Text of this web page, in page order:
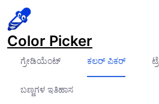
Color Picker
ಗ್ರೇಡಿಯೆಂಟ್ ಕಲರ್ ಪಿಕರ್
ಬಣ್ಣಗಳ ಇತಿಹಾಸ